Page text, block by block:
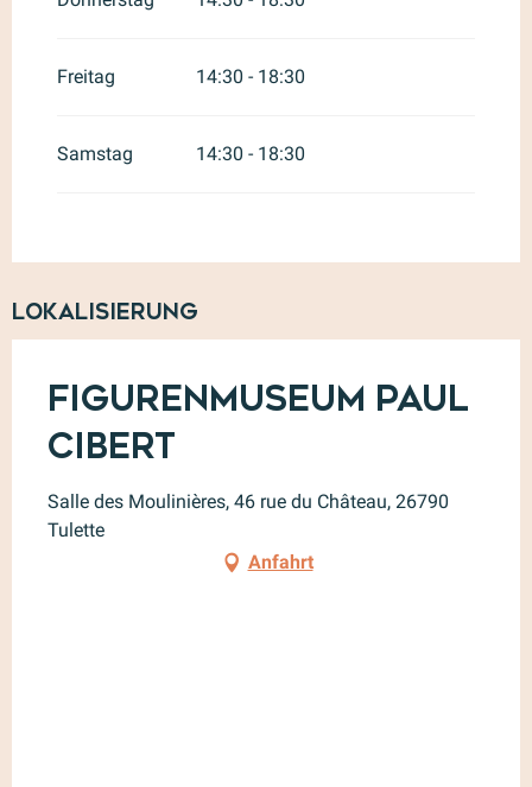
Freitag 14:30 - 18:30
Samstag 14:30 - 18:30
Lokalisierung
Figurenmuseum Paul
Cibert
Salle des Moulinières, 46 rue du Château, 26790
Tulette
Anfahrt